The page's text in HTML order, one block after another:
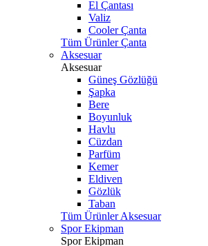
El Çantası
Valiz
Cooler Çanta
Tüm Ürünler Çanta
Aksesuar
Aksesuar
Güneş Gözlüğü
Şapka
Bere
Boyunluk
Havlu
Cüzdan
Parfüm
Kemer
Eldiven
Gözlük
Taban
Tüm Ürünler Aksesuar
Spor Ekipman
Spor Ekipman